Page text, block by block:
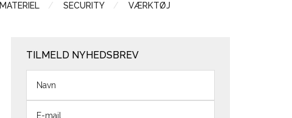
MATERIEL SECURITY VÆRKTØJ
TILMELD NYHEDSBREV